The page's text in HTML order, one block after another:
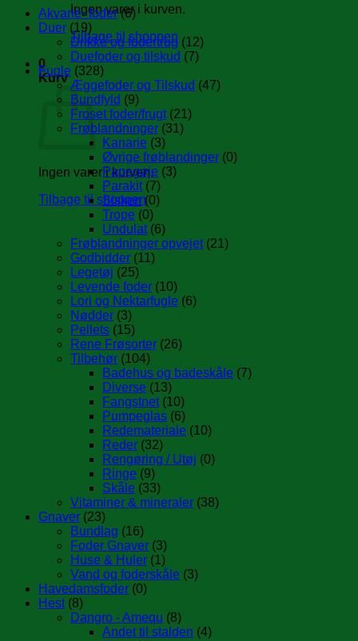
Ingen varer i kurven.
Tilbage til shoppen
0
Kurv
Ingen varer i kurven.
Tilbage til shoppen
Akvarie- foder (6)
Duer (19)
Drikke og fodertrug (12)
Duefoder og tilskud (7)
Fugle (328)
Æggefoder og Tilskud (47)
Bundfyld (9)
Froset foder/frugt (21)
Frøblandninger (31)
Kanarie (3)
Øvrige frøblandinger (0)
Papegøje (3)
Parakit (7)
Sisken (0)
Trope (0)
Undulat (6)
Frøblandninger opvejet (21)
Godbidder (11)
Legetøj (25)
Levende foder (10)
Lori og Nektarfugle (6)
Nødder (3)
Pellets (15)
Rene Frøsorter (26)
Tilbehør (104)
Badehus og badeskåle (7)
Diverse (13)
Fangstnet (10)
Pumpeglas (6)
Redemateriale (10)
Reder (32)
Rengøring / Utøj (0)
Ringe (9)
Skåle (33)
Vitaminer & mineraler (38)
Gnaver (23)
Bundlag (16)
Foder Gnaver (3)
Huse & Huler (1)
Vand og foderskåle (3)
Havedamsfoder (0)
Hest (8)
Dangro - Amequ (8)
Andet til stalden (4)